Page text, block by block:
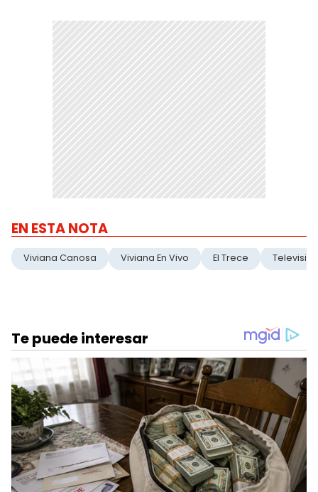
EN ESTA NOTA
Viviana Canosa Viviana En Vivo El Trece Television